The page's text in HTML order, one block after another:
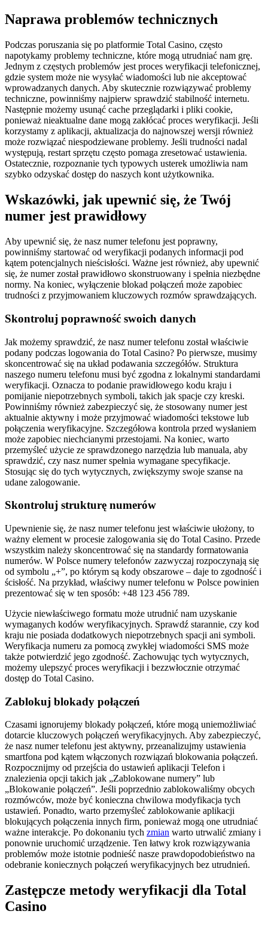
Naprawa problemów technicznych
Podczas poruszania się po platformie Total Casino, często
napotykamy problemy techniczne, które mogą utrudniać nam grę.
Jednym z częstych problemów jest proces weryfikacji telefonicznej,
gdzie system może nie wysyłać wiadomości lub nie akceptować
wprowadzanych danych. Aby skutecznie rozwiązywać problemy
techniczne, powinniśmy najpierw sprawdzić stabilność internetu.
Następnie możemy usunąć cache przeglądarki i pliki cookie,
ponieważ nieaktualne dane mogą zakłócać proces weryfikacji. Jeśli
korzystamy z aplikacji, aktualizacja do najnowszej wersji również
może rozwiązać niespodziewane problemy. Jeśli trudności nadal
występują, restart sprzętu często pomaga zresetować ustawienia.
Ostatecznie, rozpoznanie tych typowych usterek umożliwia nam
szybko odzyskać dostęp do naszych kont użytkownika.
Wskazówki, jak upewnić się, że Twój
numer jest prawidłowy
Aby upewnić się, że nasz numer telefonu jest poprawny,
powinniśmy startować od weryfikacji podanych informacji pod
kątem potencjalnych nieścisłości. Ważne jest również, aby upewnić
się, że numer został prawidłowo skonstruowany i spełnia niezbędne
normy. Na koniec, wyłączenie blokad połączeń może zapobiec
trudności z przyjmowaniem kluczowych rozmów sprawdzających.
Skontroluj poprawność swoich danych
Jak możemy sprawdzić, że nasz numer telefonu został właściwie
podany podczas logowania do Total Casino? Po pierwsze, musimy
skoncentrować się na układ podawania szczegółów. Struktura
naszego numeru telefonu musi być zgodna z lokalnymi standardami
weryfikacji. Oznacza to podanie prawidłowego kodu kraju i
pomijanie niepotrzebnych symboli, takich jak spacje czy kreski.
Powinniśmy również zabezpieczyć się, że stosowany numer jest
aktualnie aktywny i może przyjmować wiadomości tekstowe lub
połączenia weryfikacyjne. Szczegółowa kontrola przed wysłaniem
może zapobiec niechcianymi przestojami. Na koniec, warto
przemyśleć użycie ze sprawdzonego narzędzia lub manuala, aby
sprawdzić, czy nasz numer spełnia wymagane specyfikacje.
Stosując się do tych wytycznych, zwiększymy swoje szanse na
udane zalogowanie.
Skontroluj strukturę numerów
Upewnienie się, że nasz numer telefonu jest właściwie ułożony, to
ważny element w procesie zalogowania się do Total Casino. Przede
wszystkim należy skoncentrować się na standardy formatowania
numerów. W Polsce numery telefonów zazwyczaj rozpoczynają się
od symbolu „+”, po którym są kody obszarowe – daje to zgodność i
ścisłość. Na przykład, właściwy numer telefonu w Polsce powinien
prezentować się w ten sposób: +48 123 456 789.
Użycie niewłaściwego formatu może utrudnić nam uzyskanie
wymaganych kodów weryfikacyjnych. Sprawdź starannie, czy kod
kraju nie posiada dodatkowych niepotrzebnych spacji ani symboli.
Weryfikacja numeru za pomocą zwykłej wiadomości SMS może
także potwierdzić jego zgodność. Zachowując tych wytycznych,
możemy ulepszyć proces weryfikacji i bezzwłocznie otrzymać
dostęp do Total Casino.
Zablokuj blokady połączeń
Czasami ignorujemy blokady połączeń, które mogą uniemożliwiać
dotarcie kluczowych połączeń weryfikacyjnych. Aby zabezpieczyć,
że nasz numer telefonu jest aktywny, przeanalizujmy ustawienia
smartfona pod kątem włączonych rozwiązań blokowania połączeń.
Rozpocznijmy od przejścia do ustawień aplikacji Telefon i
znalezienia opcji takich jak „Zablokowane numery” lub
„Blokowanie połączeń”. Jeśli poprzednio zablokowaliśmy obcych
rozmówców, może być konieczna chwilowa modyfikacja tych
ustawień. Ponadto, warto przemyśleć zablokowanie aplikacji
blokujących połączenia innych firm, ponieważ mogą one utrudniać
ważne interakcje. Po dokonaniu tych zmian warto utrwalić zmiany i
ponownie uruchomić urządzenie. Ten łatwy krok rozwiązywania
problemów może istotnie podnieść nasze prawdopodobieństwo na
odebranie koniecznych połączeń weryfikacyjnych bez utrudnień.
Zastępcze metody weryfikacji dla Total
Casino